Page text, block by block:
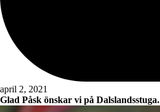
april 2, 2021
Glad Påsk önskar vi på Dalslandsstuga.